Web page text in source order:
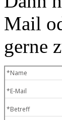
Mail
gerne